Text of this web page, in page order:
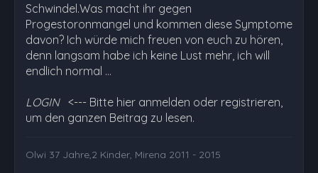
Schwindel.Was macht ihr gegen
Progestoronmangel und kommen diese Symptome
davon? Ich würde mich freuen von euch zu hören,
denn langsam habe ich keine Lust mehr, ich will
endlich normal …
LOGIN <--- Bitte hier anmelden oder registrieren,
um den ganzen Beitrag zu lesen.
Olwi 37 Jahre,2 Kinder, Mirena 2011 - 2015